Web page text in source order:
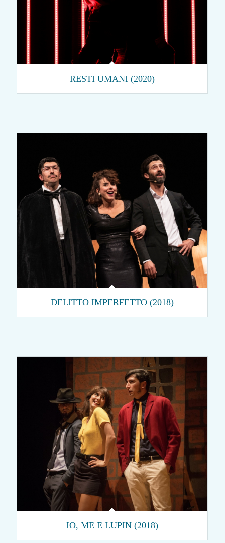
RESTI UMANI (2020)
DELITTO IMPERFETTO (2018)
IO, ME E LUPIN (2018)